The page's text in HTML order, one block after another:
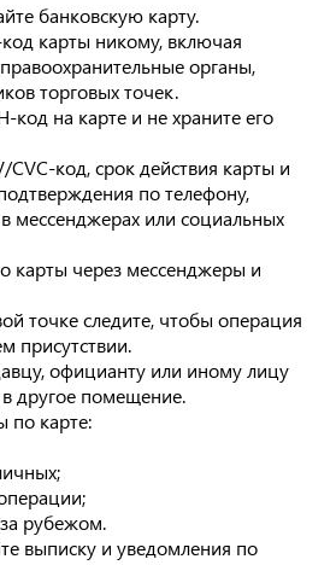
банковскую карту.
карты никому, включая
органы,
торговых точек.
на карте и не храните его
CVC-код, срок действия карты и
по телефону,
мессенджерах или социальных
карты через мессенджеры и
точке следите, чтобы операция
присутствии.
официанту или иному лицу
другое помещение.
по карте:
рубежом.
выписку и уведомления по